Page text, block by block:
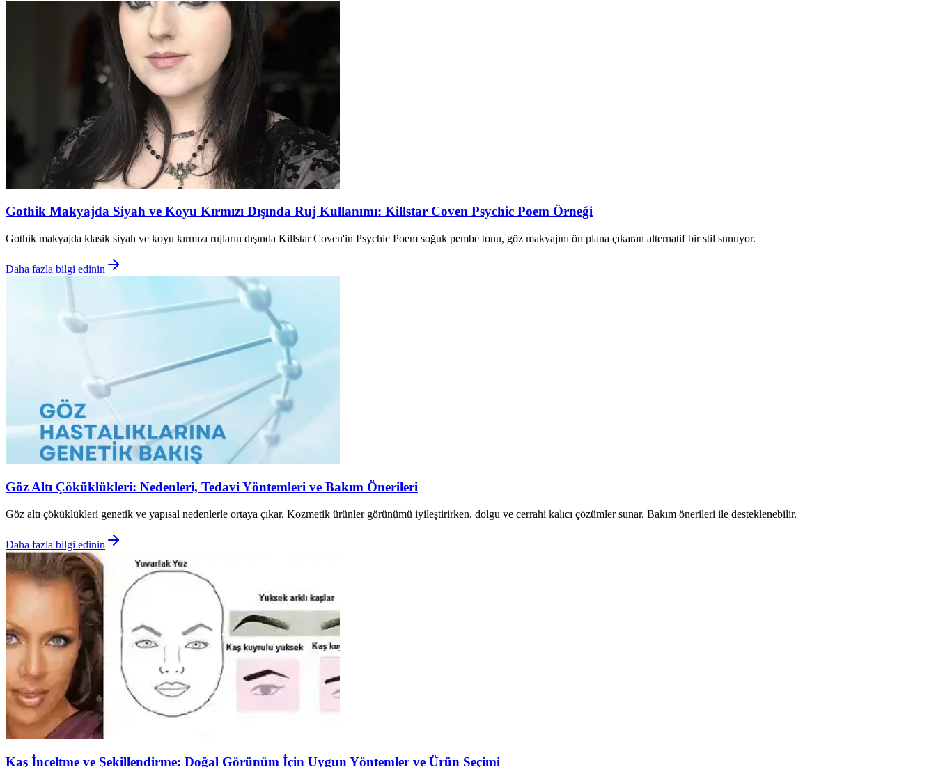
Gothik Makyajda Siyah ve Koyu Kırmızı Dışında Ruj Kullanımı: Killstar Coven Psychic Poem Örneği
Gothik makyajda klasik siyah ve koyu kırmızı rujların dışında Killstar Coven'in Psychic Poem soğuk pembe tonu, göz makyajını ön plana çıkaran alternatif bir stil sunuyor.
Daha fazla bilgi edinin
Göz Altı Çöküklükleri: Nedenleri, Tedavi Yöntemleri ve Bakım Önerileri
Göz altı çöküklükleri genetik ve yapısal nedenlerle ortaya çıkar. Kozmetik ürünler görünümü iyileştirirken, dolgu ve cerrahi kalıcı çözümler sunar. Bakım önerileri ile desteklenebilir.
Daha fazla bilgi edinin
Kaş İnceltme ve Şekillendirme: Doğal Görünüm İçin Uygun Yöntemler ve Ürün Seçimi